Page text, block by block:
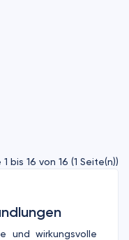
1 bis 16 von 16 (1 Seite(n))
und wirkungsvolle